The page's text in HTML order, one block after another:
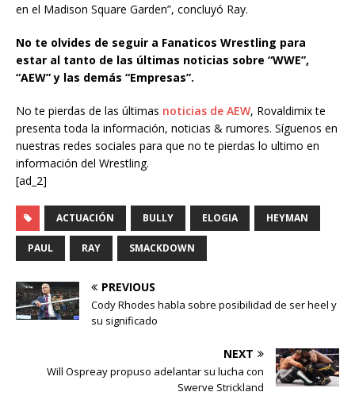
en el Madison Square Garden”, concluyó Ray.
No te olvides de seguir a Fanaticos Wrestling para
estar al tanto de las últimas noticias sobre “WWE”,
“AEW” y las demás “Empresas”.
No te pierdas de las últimas noticias de AEW, Rovaldimix te
presenta toda la información, noticias & rumores. Síguenos en
nuestras redes sociales para que no te pierdas lo ultimo en
información del Wrestling.
[ad_2]
ACTUACIÓN BULLY ELOGIA HEYMAN
PAUL RAY SMACKDOWN
PREVIOUS
Cody Rhodes habla sobre posibilidad de ser heel y
su significado
NEXT
Will Ospreay propuso adelantar su lucha con
Swerve Strickland